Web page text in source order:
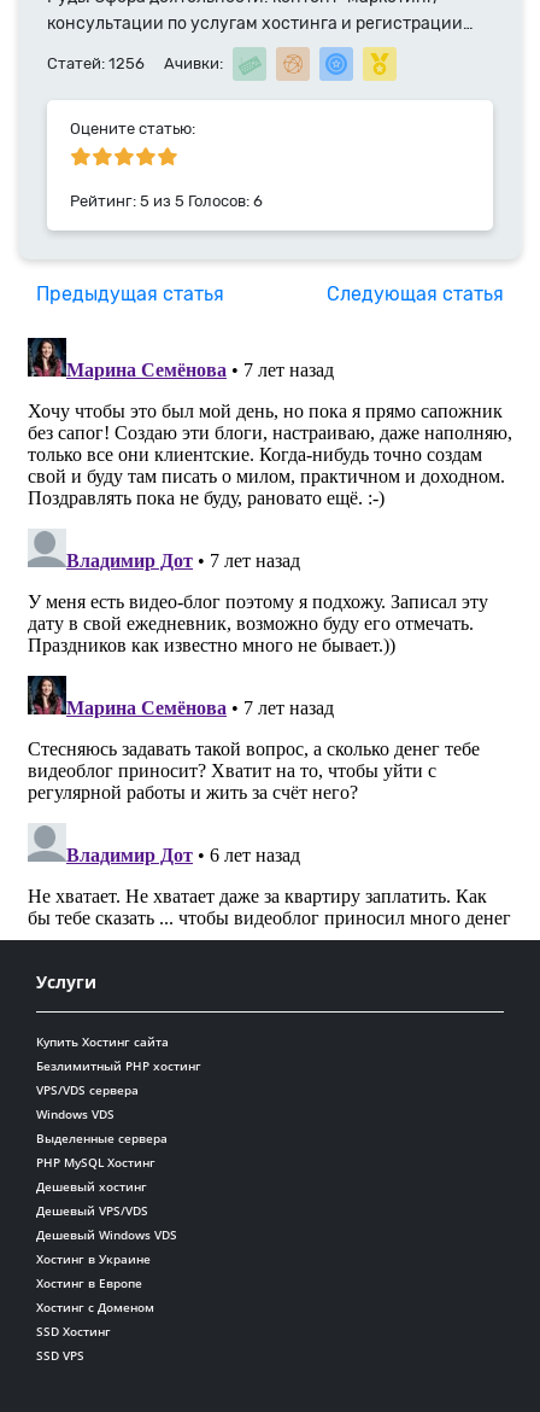
консультации по услугам хостинга и регистрации
доменных имен. Специалист компании HyperHost.UA
Статей: 1256 Ачивки:
Оцените статью:
Рейтинг: 5 из 5 Голосов: 6
Предыдущая статья Следующая статья
Услуги
Купить Хостинг сайта
Безлимитный PHP хостинг
VPS/VDS сервера
Windows VDS
Выделенные сервера
PHP MySQL Хостинг
Дешевый хостинг
Дешевый VPS/VDS
Дешевый Windows VDS
Хостинг в Украине
Хостинг в Европе
Хостинг с Доменом
SSD Хостинг
SSD VPS